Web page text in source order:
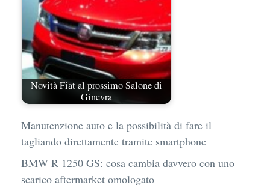
Novità Fiat al prossimo Salone di
Ginevra
Manutenzione auto e la possibilità di fare il
tagliando direttamente tramite smartphone
BMW R 1250 GS: cosa cambia davvero con uno
scarico aftermarket omologato